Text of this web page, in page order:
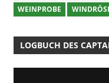
WEINPROBE
LOGBUCH DES